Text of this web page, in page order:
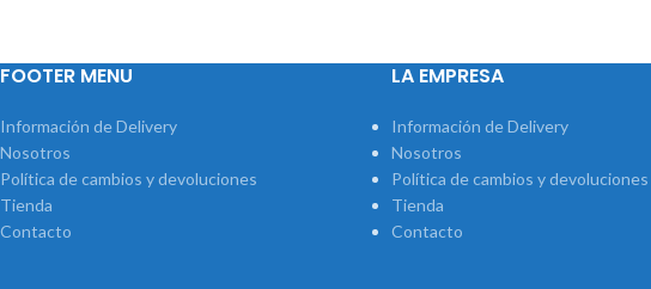
FOOTER MENU
Información de Delivery
Nosotros
Política de cambios y devoluciones
Tienda
Contacto
LA EMPRESA
Información de Delivery
Nosotros
Política de cambios y devoluciones
Tienda
Contacto